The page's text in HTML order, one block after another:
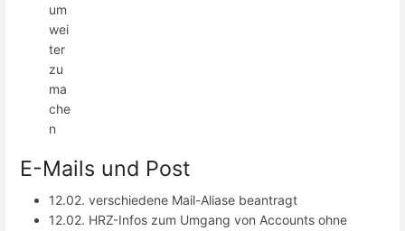
um
wei
ter
zu
ma
che
n
E-Mails und Post
12.02. verschiedene Mail-Aliase beantragt
12.02. HRZ-Infos zum Umgang von Accounts ohne